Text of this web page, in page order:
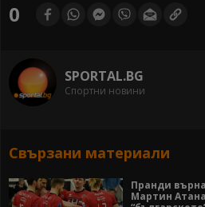
0
SPORTAL.BG
Спортни новини
Свързани материали
Пранди
Мартин